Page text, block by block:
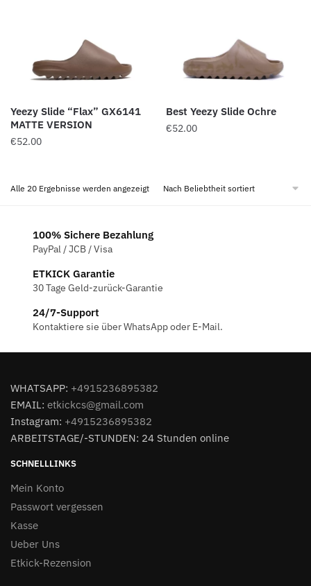
Yeezy Slide “Flax” GX6141
MATTE VERSION
€52.00
Best Yeezy Slide Ochre
€52.00
Alle 20 Ergebnisse werden angezeigtNach
100% Sichere Bezahlung
PayPal / JCB / Visa
ETKICK Garantie
30 Tage Geld-zurück-Garantie
24/7-Support
Kontaktiere sie über WhatsApp oder E-Mail.
WHATSAPP: +4915236895382
EMAIL: etkickcs@gmail.com
Instagram: +4915236895382
ARBEITSTAGE/-STUNDEN: 24 Stunden online
SCHNELLLINKS
Mein Konto
Passwort vergessen
Kasse
Ueber Uns
Etkick-Rezension